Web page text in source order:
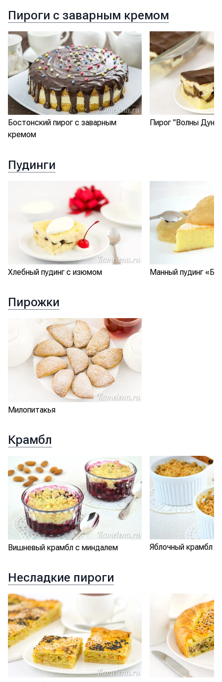
Пироги с заварным кремом
Бостонский пирог с заварным
кремом
Пирог "Волны
Пудинги
Хлебный пудинг с изюмом Манный пудинг
Пирожки
Милопитакья
Крамбл
Вишневый крамбл с миндалем Яблочный крамбл
Несладкие пироги